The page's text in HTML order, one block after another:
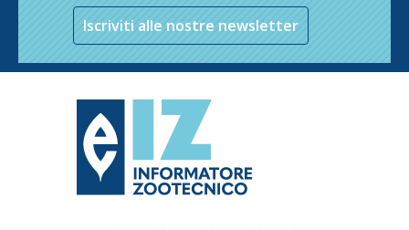
Iscriviti alle nostre newsletter